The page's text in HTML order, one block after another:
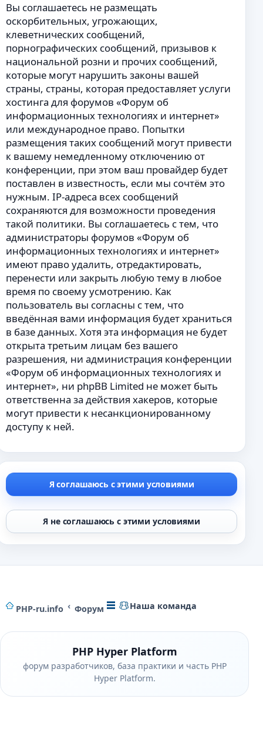
Вы соглашаетесь не размещать
оскорбительных, угрожающих,
клеветнических сообщений,
порнографических сообщений, призывов к
национальной розни и прочих сообщений,
которые могут нарушить законы вашей
страны, страны, которая предоставляет услуги
хостинга для форумов «Форум об
информационных технологиях и интернет»
или международное право. Попытки
размещения таких сообщений могут привести
к вашему немедленному отключению от
конференции, при этом ваш провайдер будет
поставлен в известность, если мы сочтём это
нужным. IP-адреса всех сообщений
сохраняются для возможности проведения
такой политики. Вы соглашаетесь с тем, что
администраторы форумов «Форум об
информационных технологиях и интернет»
имеют право удалить, отредактировать,
перенести или закрыть любую тему в любое
время по своему усмотрению. Как
пользователь вы согласны с тем, что
введённая вами информация будет храниться
в базе данных. Хотя эта информация не будет
открыта третьим лицам без вашего
разрешения, ни администрация конференции
«Форум об информационных технологиях и
интернет», ни phpBB Limited не может быть
ответственна за действия хакеров, которые
могут привести к несанкционированному
доступу к ней.
PHP-ru.info Форум Наша команда
PHP Hyper Platform
форум разработчиков, база практики и часть PHP
Hyper Platform.